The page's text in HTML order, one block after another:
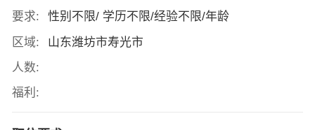
要求:
性别不限/ 学历不限/经验不限/年龄
区域:
山东潍坊市寿光市
人数:
福利: